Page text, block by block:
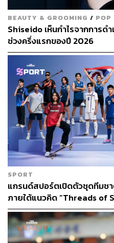
ทำให้ต้องพึ่งแรงงานข้ามชา
ให้มีการเติบโตทางเศรษฐกิจ”
ขณะที่ วราวุธ ศิลปอาชา รัฐม
โครงสร้างประชากร คือคลื่
แพ้ปัญหาอื่นๆ
โดยการเปลี่ยนแปลงโครงส
ต่อการพัฒนาและออกแบบนโ
เมื่อประชากรน้อยลง ในขณ
มาเป็นคนจ่ายเงินเข้ากระเป๋
ภาษีในประเทศไทย 65 ล้าน
คน
ดังนั้นการเปลี่ยนแปลงประชา
สวัสดิการ ยังมีผลต่อระบบเศ
ประกอบกับอัตราเด็กแรกเกิด
ปัญหาเรื่องแรงงานก็จะเข้ามา
BEAUTY & GROOMING / POP
Shiseido เห็นกำไรจากการด
ช่วงครึ่งแรกของปี 2026
SPORT
แกรนด์สปอร์ตเปิดตัวชุดทีมชา
ภายใต้แนวคิด “Threads of